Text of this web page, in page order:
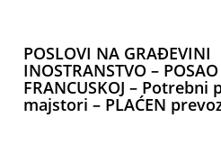
POSLOVI NA GRAĐEVINI
INOSTRANSTVO –
FRANCUSKOJ – Potrebni
majstori – PLAĆEN